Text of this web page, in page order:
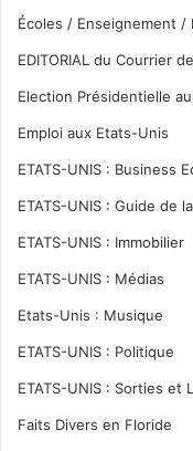
Écoles / Enseignement /
EDITORIAL du Courrier
Election Présidentielle
Emploi aux Etats-Unis
ETATS-UNIS : Business
ETATS-UNIS : Guide de
ETATS-UNIS : Immobilier
ETATS-UNIS : Médias
Etats-Unis : Musique
ETATS-UNIS : Politique
ETATS-UNIS : Sorties et
Faits Divers en Floride